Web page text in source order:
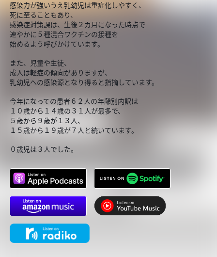
感染力が強いうえ乳幼児は重症化しやすく、
死に至ることもあり、
感染症対策課は、生後２カ月になった時点で
速やかに５種混合ワクチンの接種を
始めるよう呼びかけています。
また、児童や生徒、
成人は軽症の傾向がありますが、
乳幼児への感染源となり得ると指摘しています。
今年になっての患者６２人の年齢別内訳は
１０歳から１４歳の３１人が最多で、
５歳から９歳が１３人、
１５歳から１９歳が７人と続いています。
０歳児は３人でした。